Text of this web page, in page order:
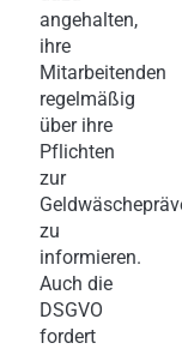
angehalten,
ihre
Mitarbeitenden
regelmäßig
über ihre
Pflichten
zur
zu
informieren.
Auch die
DSGVO
fordert